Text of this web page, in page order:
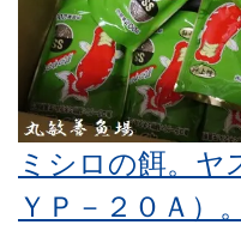
ミシロの餌。ヤ
ＹＰ－２０Ａ）。